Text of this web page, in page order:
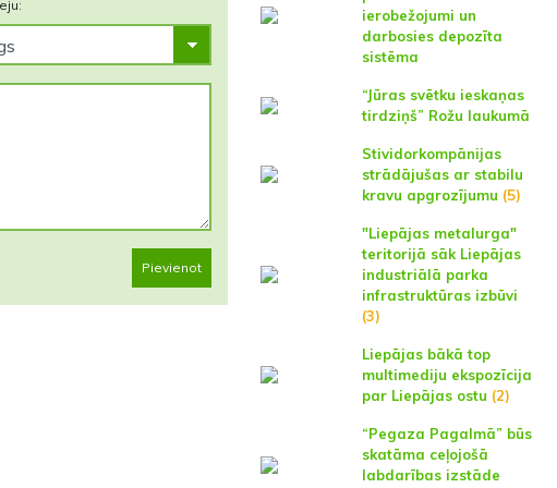
Pievienot
ierobežojumi un
darbosies depozīta
sistēma
“Jūras svētku ieskaņas
tirdziņš” Rožu laukumā
Stividorkompānijas
strādājušas ar stabilu
kravu apgrozījumu (5)
"Liepājas metalurga"
teritorijā sāk Liepājas
industriālā parka
infrastruktūras izbūvi
(3)
Liepājas bākā top
multimediju ekspozīcija
par Liepājas ostu (2)
“Pegaza Pagalmā” būs
skatāma ceļojošā
labdarības izstāde